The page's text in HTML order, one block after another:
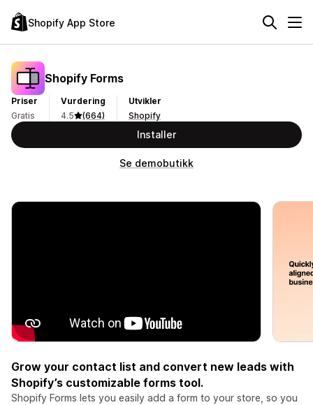
Shopify App Store
Shopify Forms
Priser
Gratis
Vurdering
4.5
(664)
Utvikler
Shopify
Installer
Se demobutikk
Grow your contact list and convert new leads with
Shopify’s customizable forms tool.
Shopify Forms lets you easily add a form to your store, so you